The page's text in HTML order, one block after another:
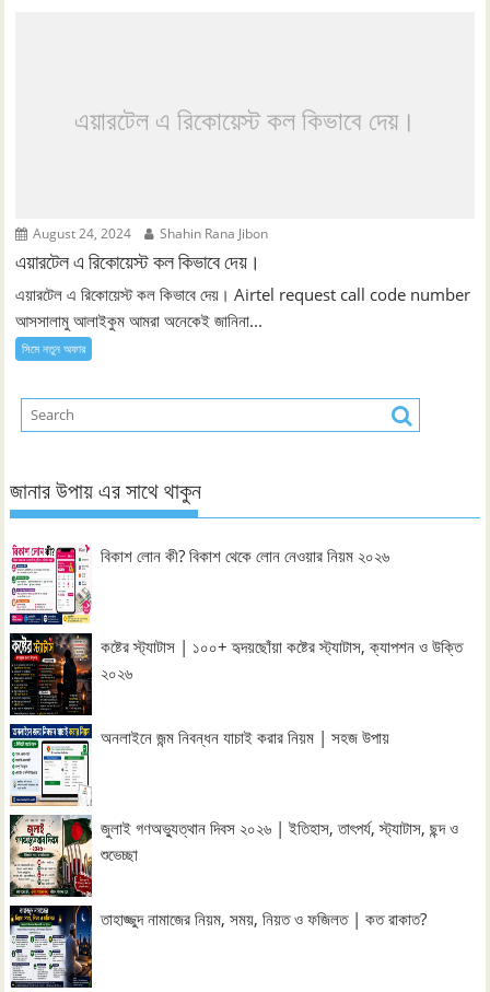
এয়ারটেল এ রিকোয়েস্ট কল কিভাবে দেয়।
August 24, 2024 Shahin Rana Jibon
এয়ারটেল এ রিকোয়েস্ট কল কিভাবে দেয়।
এয়ারটেল এ রিকোয়েস্ট কল কিভাবে দেয়। Airtel request call code number
আসসালামু আলাইকুম আমরা অনেকেই জানিনা...
সিমে নতুন ‍অফার
জানার উপায় এর সাথে থাকুন
বিকাশ লোন কী? বিকাশ থেকে লোন নেওয়ার নিয়ম ২০২৬
কষ্টের স্ট্যাটাস | ১০০+ হৃদয়ছোঁয়া কষ্টের স্ট্যাটাস, ক্যাপশন ও উক্তি
২০২৬
অনলাইনে জন্ম নিবন্ধন যাচাই করার নিয়ম | সহজ উপায়
জুলাই গণঅভ্যুত্থান দিবস ২০২৬ | ইতিহাস, তাৎপর্য, স্ট্যাটাস, ছন্দ ও
শুভেচ্ছা
তাহাজ্জুদ নামাজের নিয়ম, সময়, নিয়ত ও ফজিলত | কত রাকাত?